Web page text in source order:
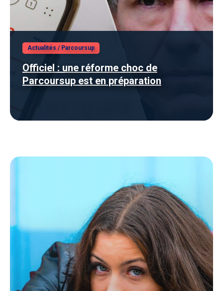
Actualités / Parcoursup
Officiel : une réforme choc de
Parcoursup est en préparation